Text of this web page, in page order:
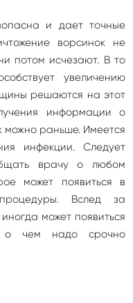
и дает точные
ворсинок не
потом исчезают. В то
увеличению
решаются на этот
информации о
можно раньше. Имеется
инфекции. Следует
врачу о любом
может появиться в
Вслед за
может появиться
о чем надо срочно